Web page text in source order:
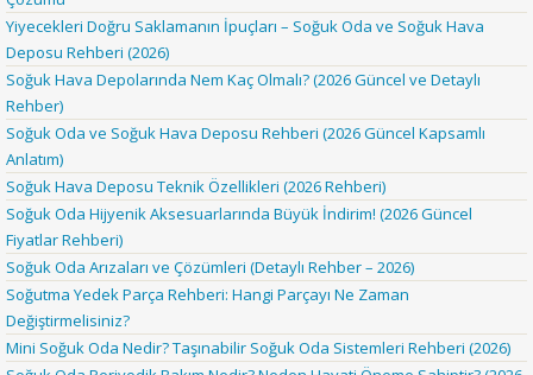
Yiyecekleri Doğru Saklamanın İpuçları – Soğuk Oda ve Soğuk Hava
Deposu Rehberi (2026)
Soğuk Hava Depolarında Nem Kaç Olmalı? (2026 Güncel ve Detaylı
Rehber)
Soğuk Oda ve Soğuk Hava Deposu Rehberi (2026 Güncel Kapsamlı
Anlatım)
Soğuk Hava Deposu Teknik Özellikleri (2026 Rehberi)
Soğuk Oda Hijyenik Aksesuarlarında Büyük İndirim! (2026 Güncel
Fiyatlar Rehberi)
Soğuk Oda Arızaları ve Çözümleri (Detaylı Rehber – 2026)
Soğutma Yedek Parça Rehberi: Hangi Parçayı Ne Zaman
Değiştirmelisiniz?
Mini Soğuk Oda Nedir? Taşınabilir Soğuk Oda Sistemleri Rehberi (2026)